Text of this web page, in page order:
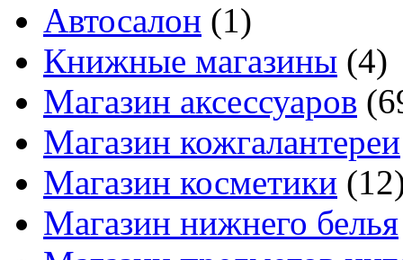
Автосалон (1)
Книжные магазины (4)
Магазин аксессуаров
Магазин кожгалантереи
Магазин косметики
Магазин нижнего белья